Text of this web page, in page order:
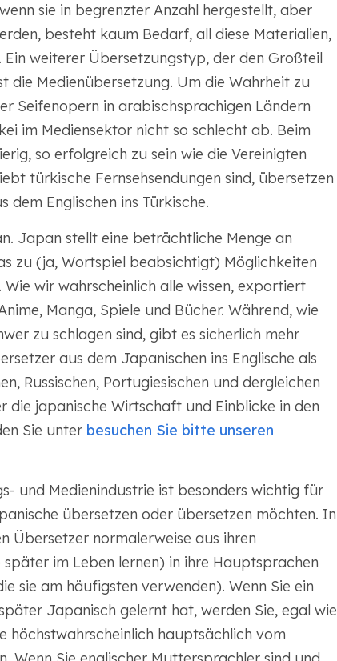
sie in begrenzter Anzahl hergestellt, aber
besteht kaum Bedarf, all diese Materialien,
weiterer Übersetzungstyp, der den Großteil
die Medienübersetzung. Um die Wahrheit zu
Seifenopern in arabischsprachigen Ländern
im Mediensektor nicht so schlecht ab. Beim
so erfolgreich zu sein wie die Vereinigten
türkische Fernsehsendungen sind, übersetzen
dem Englischen ins Türkische.
Japan stellt eine beträchtliche Menge an
zu (ja, Wortspiel beabsichtigt) Möglichkeiten
wir wahrscheinlich alle wissen, exportiert
Manga, Spiele und Bücher. Während, wie
zu schlagen sind, gibt es sicherlich mehr
aus dem Japanischen ins Englische als
Russischen, Portugiesischen und dergleichen
japanische Wirtschaft und Einblicke in den
Sie unterbesuchen Sie bitte unseren
und Medienindustrie ist besonders wichtig für
übersetzen oder übersetzen möchten. In
Übersetzer normalerweise aus ihren
im Leben lernen) in ihre Hauptsprachen
sie am häufigsten verwenden). Wenn Sie ein
Japanisch gelernt hat, werden Sie, egal wie
höchstwahrscheinlich hauptsächlich vom